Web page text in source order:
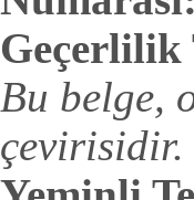
Bu belge,
çevirisidir.